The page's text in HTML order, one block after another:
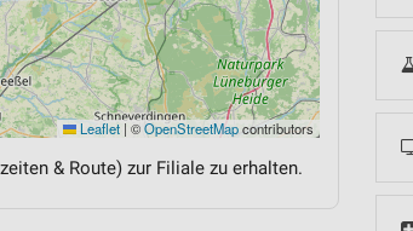
Leaflet | ©OpenStreetMapcontributors
& Route) zur Filiale zu erhalten.